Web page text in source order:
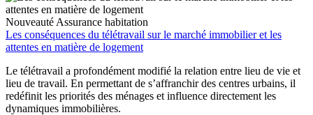
Nouveauté Assurance habitation
Les conséquences du télétravail sur le marché immobilier et les
attentes en matière de logement
Le télétravail a profondément modifié la relation entre lieu de vie et
lieu de travail. En permettant de s’affranchir des centres urbains, il
redéfinit les priorités des ménages et influence directement les
dynamiques immobilières.